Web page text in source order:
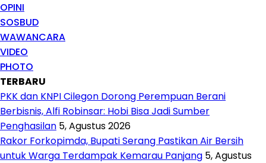
OPINI
SOSBUD
WAWANCARA
VIDEO
PHOTO
TERBARU
PKK dan KNPI Cilegon Dorong Perempuan Berani
Berbisnis, Alfi Robinsar: Hobi Bisa Jadi Sumber
Penghasilan 5, Agustus 2026
Rakor Forkopimda, Bupati Serang Pastikan Air Bersih
untuk Warga Terdampak Kemarau Panjang 5, Agustus